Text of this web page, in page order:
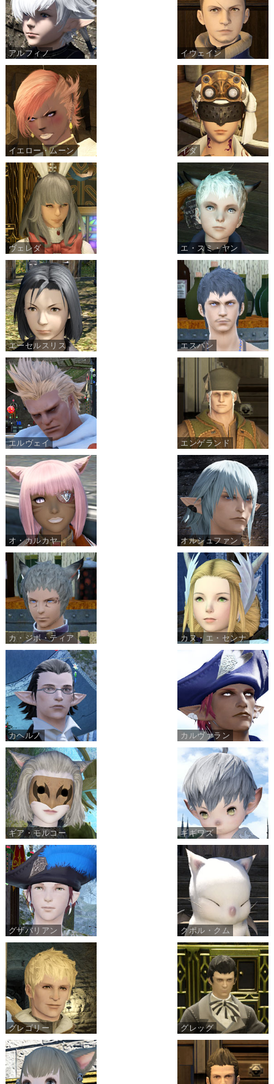
アルフィノ イウェイン
イエロー・ムーン イダ
ヴェレダ エ・スミ・ヤン
エーセルスリス エスパン
エルヴェイ エンゲランド
オ・カルカヤ オルシュファン
カ・ジボ・ティア カヌ・エ・センナ
カヘルノ カルヴァラン
ギア・モルコー ギギワズ
グザバリアン クポル・クム
グレゴリー グレッグ